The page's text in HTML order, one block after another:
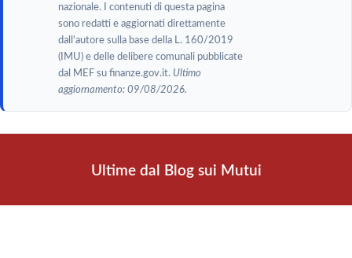
nazionale. I contenuti di questa pagina
sono redatti e aggiornati direttamente
dall'autore sulla base della L. 160/2019
(IMU) e delle delibere comunali pubblicate
dal MEF su finanze.gov.it. Ultimo
aggiornamento: 09/08/2026.
Ultime dal Blog sui Mutui